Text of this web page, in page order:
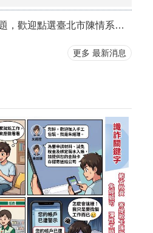
選臺北市陳情系統1999反映或撥打網路電話諮詢。
更多 最新消息